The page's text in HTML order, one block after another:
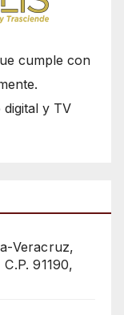
cumple con
y TV
Veracruz,
91190,